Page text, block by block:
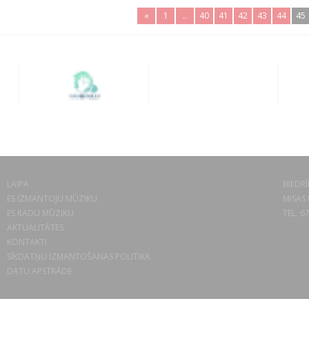
« 1 .. 40 41 42 43 44 45
LAIPA
ES IZMANTOJU MŪZIKU
ES RADU MŪZIKU
AKTUALITĀTES
KONTAKTI
SĪKDATŅU IZMANTOŠANAS POLITIKA
DATU APSTRĀDE
TEL.